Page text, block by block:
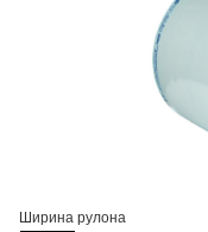
Ширина рулона